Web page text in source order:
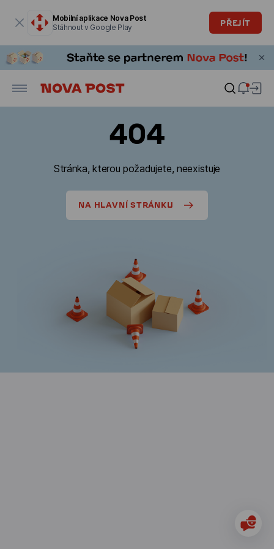
Mobilní aplikace Nova Post
Stáhnout v Google Play
PŘEJÍT
404
Stránka, kterou požadujete, neexistuje
NA HLAVNÍ STRÁNKU